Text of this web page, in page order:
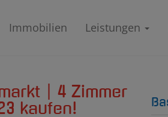
Immobilien Leistungen
| 4 Zimmer
kaufen!